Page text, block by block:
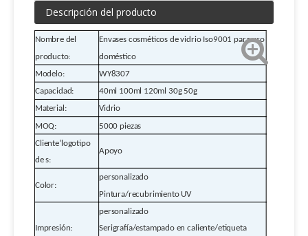
Descripción del producto
Nombre del
producto:
Envases cosméticos de vidrio Iso9001 para uso
doméstico
Modelo:
WY8307
Capacidad:
40ml 100ml 120ml 30g 50g
Material:
Vidrio
MOQ:
5000 piezas
Cliente’logotipo
de s:
Apoyo
Color:
personalizado
Pintura/recubrimiento UV
Impresión:
personalizado
Serigrafía/estampado en caliente/etiqueta